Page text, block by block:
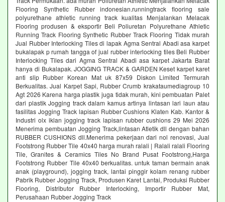
Flooring Synthetic Rubber indonesian.runningtrack flooring sale
polyurethane athletic running track kualitas Menjalankan Melacak
Flooring produsen & eksportir Beli Poliuretan Polyurethane Athletic
Running Track Flooring Synthetic Rubber Track Flooring Tidak murah
Jual Rubber Interlocking Tiles di lapak Agma Sentral Abadi asa karpet
bukalapak p rumah tangga of jual rubber interlocking tiles Beli Rubber
Interlocking Tiles dari Agma Sentral Abadi asa karpet Jakarta Barat
hanya di Bukalapak. JOGGING TRACK & GARDEN Keset karpet karet
anti slip Rubber Korean Mat uk 87x59 Diskon Limited Termurah
Berkualitas. Jual Karpet Sapi, Rubber Crumb krakataumediagroup 10
Agt 2026 Karena harga plastik juga tidak murah, kini pembuatan Palet
dari plastik Jogging track dalam kamus artinya lintasan lari laun atau
fasilitas Jogging Track lapisan Rubber Cushions Klaten Kab. Kantor &
Industri olx iklan jogging track lapisan rubber cushions 29 Mei 2026
Menerima pembuatan Jogging Track,lintasan Atletik dll dengan bahan
RUBBER CUSHIONS dll.Menerima pekerjaan dari nol renovasi, Jual
Footstrong Rubber Tile 40x40 harga murah ralali | Ralali ralali Flooring
Tile, Granites & Ceramics Tiles No Brand Pusat Footstrong,Harga
Footstrong Rubber Tile 40x40 berkualitas. untuk taman bermain anak
anak (playground), jogging track, lantai pinggir kolam renang rubber
Pabrik Rubber Jogging Track, Produsen Karet Lantai, Produksi Rubber
Flooring, Distributor Rubber Interlocking, Importir Rubber Mat,
Perusahaan Rubber Jogging Track